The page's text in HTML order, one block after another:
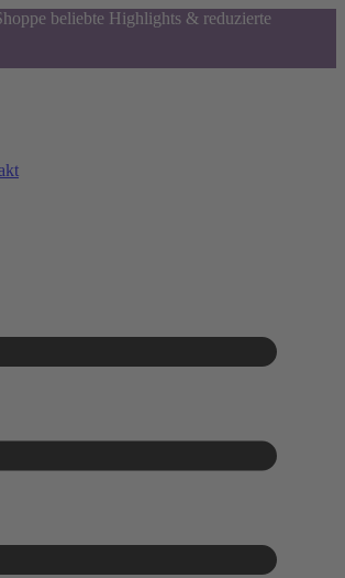
beliebte Highlights & reduzierte